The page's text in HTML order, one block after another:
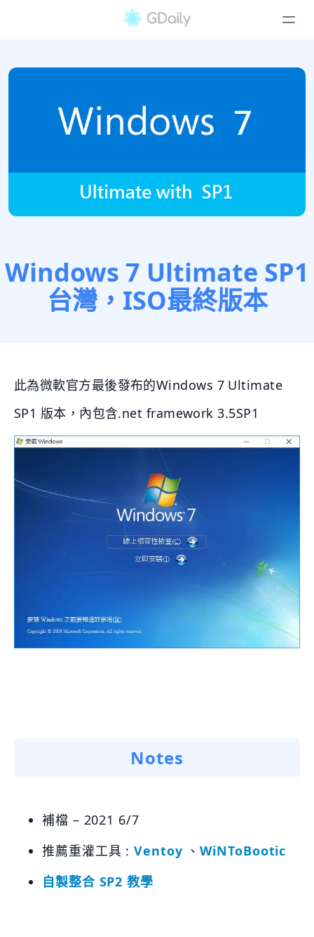
Windows 7 Ultimate SP1
台灣，ISO最終版本
此為微軟官方最後發布的Windows 7 Ultimate
SP1 版本，內包含.net framework 3.5SP1
Notes
補檔 – 2021 6/7
推薦重灌工具 :Ventoy 、WiNToBootic
自製整合 SP2 教學